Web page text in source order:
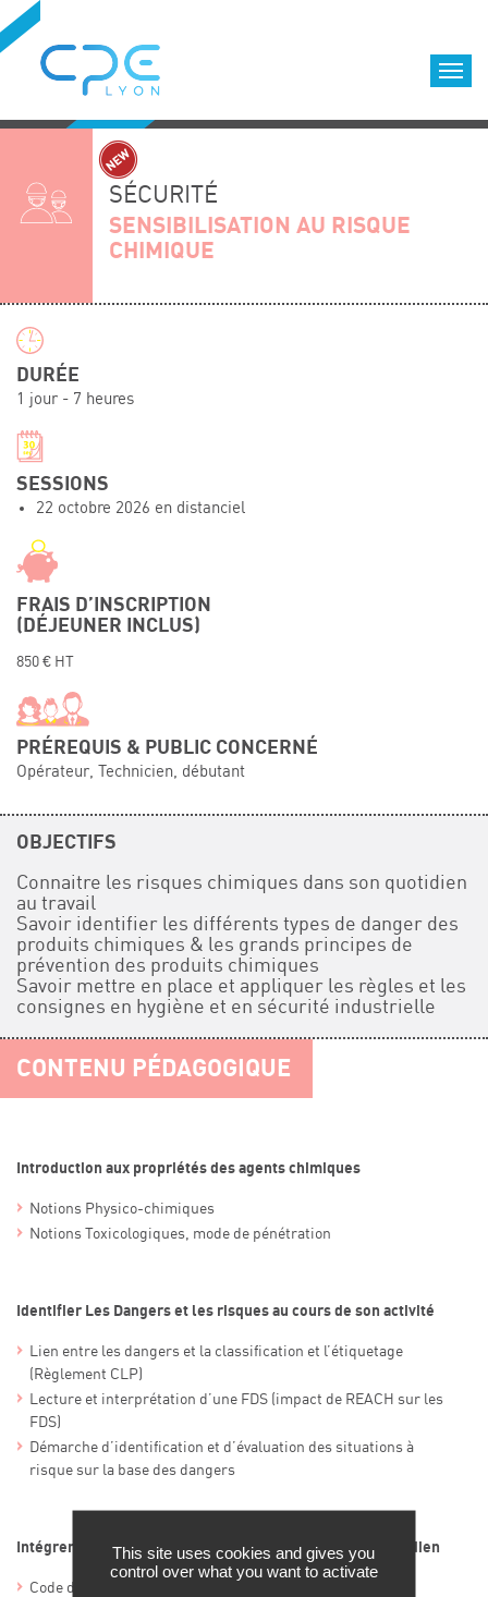
Accueil
Formations qualifiantes
Formations diplômantes
Infos pratiques
Nos clients
Événements
FRENCH-CHINESE CONFERENCE ON GREEN
CHEMISTRY
SÉCURITÉ
SENSIBILISATION AU RISQUE
CHIMIQUE
DURÉE
1 jour - 7 heures
SESSIONS
22 octobre 2026 en distanciel
FRAIS D’INSCRIPTION
(DÉJEUNER INCLUS)
850 € HT
PRÉREQUIS & PUBLIC CONCERNÉ
Opérateur, Technicien, débutant
OBJECTIFS
Connaitre les risques chimiques dans son quotidien
au travail
Savoir identifier les différents types de danger des
produits chimiques & les grands principes de
prévention des produits chimiques
Savoir mettre en place et appliquer les règles et les
consignes en hygiène et en sécurité industrielle
CONTENU PÉDAGOGIQUE
Introduction aux propriétés des agents chimiques
Notions Physico-chimiques
Notions Toxicologiques, mode de pénétration
Identifier Les Dangers et les risques au cours de son activité
Lien entre les dangers et la classification et l’étiquetage
(Règlement CLP)
Lecture et interprétation d’une FDS (impact de REACH sur les
FDS)
Démarche d’identification et d’évaluation des situations à
risque sur la base des dangers
Intégrer la prévention du risque chimique dans son quotidien
Code du travail : Les 9 Principes de prévention
Cookies management panel
This site uses cookies and gives you
control over what you want to activate